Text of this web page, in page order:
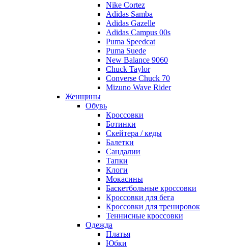
Nike Cortez
Adidas Samba
Adidas Gazelle
Adidas Campus 00s
Puma Speedcat
Puma Suede
New Balance 9060
Chuck Taylor
Converse Chuck 70
Mizuno Wave Rider
Женщины
Обувь
Кроссовки
Ботинки
Скейтера / кеды
Балетки
Сандалии
Тапки
Клоги
Мокасины
Баскетбольные кроссовки
Кроссовки для бега
Кроссовки для тренировок
Теннисные кроссовки
Одежда
Платья
Юбки